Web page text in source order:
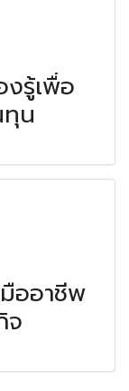
งรู้เพื่อ
น
ออาชีพ
จ